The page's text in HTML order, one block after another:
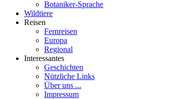
Botaniker-Sprache
Wildtiere
Reisen
Fernreisen
Europa
Regional
Interessantes
Geschichten
Nützliche Links
Über uns ...
Impressum